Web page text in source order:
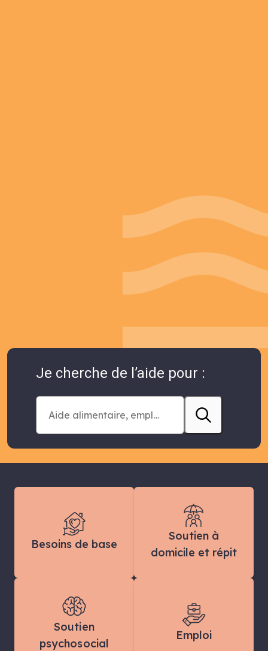
Je cherche de l’aide pour :
Besoins de base
Soutien à
domicile et répit
Soutien
psychosocial
Emploi